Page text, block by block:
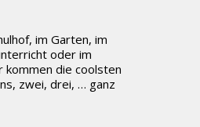
im Garten, im
oder im
kommen die coolsten
zwei, drei, … ganz